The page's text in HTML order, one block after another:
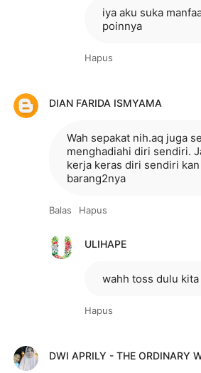
iya aku suka
poinnya
Hapus
DIAN FARIDA ISMYAMA
Wah sepakat nih.aq juga
menghadiahi diri sendiri.
kerja keras diri sendiri
barang2nya
Balas Hapus
ULIHAPE
wahh toss dulu kita
Hapus
DWI APRILY - THE ORDINARY